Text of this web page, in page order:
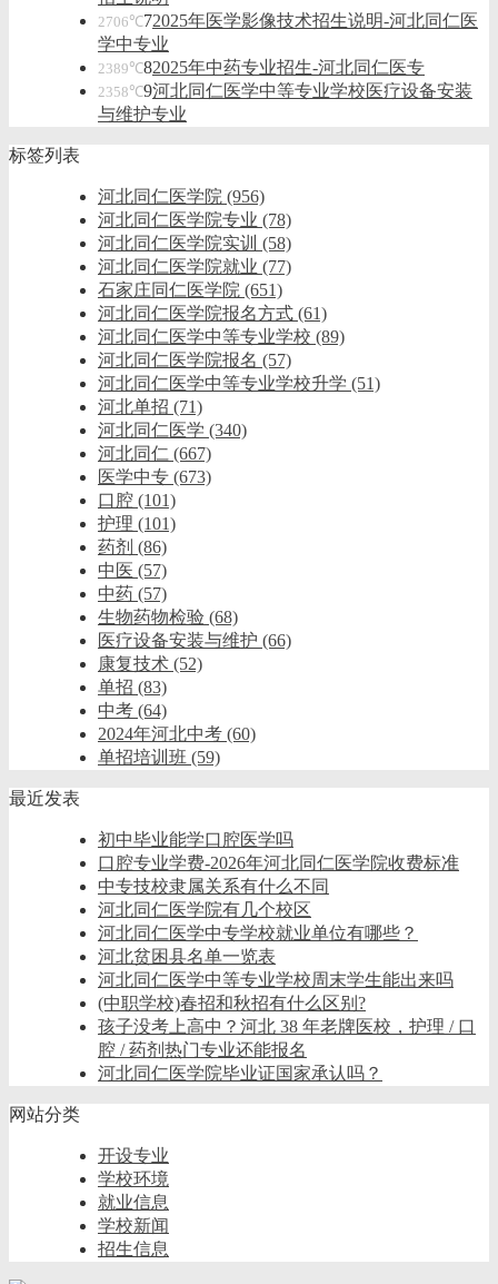
2706℃72025年医学影像技术招生说明-河北同仁医
学中专业
2389℃82025年中药专业招生-河北同仁医专
2358℃9河北同仁医学中等专业学校医疗设备安装
与维护专业
标签列表
河北同仁医学院 (956)
河北同仁医学院专业 (78)
河北同仁医学院实训 (58)
河北同仁医学院就业 (77)
石家庄同仁医学院 (651)
河北同仁医学院报名方式 (61)
河北同仁医学中等专业学校 (89)
河北同仁医学院报名 (57)
河北同仁医学中等专业学校升学 (51)
河北单招 (71)
河北同仁医学 (340)
河北同仁 (667)
医学中专 (673)
口腔 (101)
护理 (101)
药剂 (86)
中医 (57)
中药 (57)
生物药物检验 (68)
医疗设备安装与维护 (66)
康复技术 (52)
单招 (83)
中考 (64)
2024年河北中考 (60)
单招培训班 (59)
最近发表
初中毕业能学口腔医学吗
口腔专业学费-2026年河北同仁医学院收费标准
中专技校隶属关系有什么不同
河北同仁医学院有几个校区
河北同仁医学中专学校就业单位有哪些？
河北贫困县名单一览表
河北同仁医学中等专业学校周末学生能出来吗
(中职学校)春招和秋招有什么区别?
孩子没考上高中？河北 38 年老牌医校，护理 / 口
腔 / 药剂热门专业还能报名
河北同仁医学院毕业证国家承认吗？
网站分类
开设专业
学校环境
就业信息
学校新闻
招生信息